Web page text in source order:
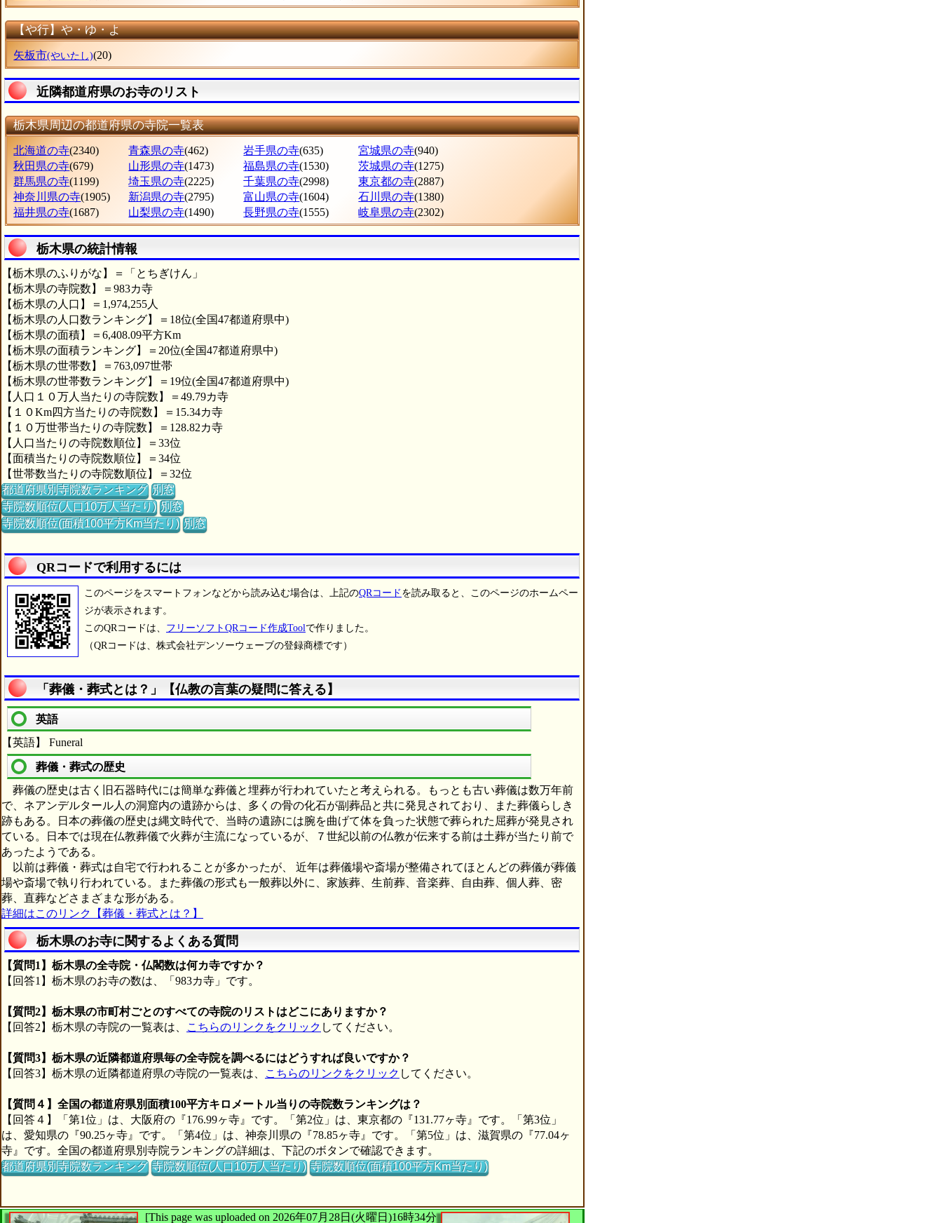
【や行】や・ゆ・よ
矢板市(やいたし)(20)
近隣都道府県のお寺のリスト
栃木県周辺の都道府県の寺院一覧表
北海道の寺(2340) 青森県の寺(462) 岩手県の寺(635) 宮城県の寺(940)
秋田県の寺(679) 山形県の寺(1473) 福島県の寺(1530) 茨城県の寺(1275)
群馬県の寺(1199) 埼玉県の寺(2225) 千葉県の寺(2998) 東京都の寺(2887)
神奈川県の寺(1905) 新潟県の寺(2795) 富山県の寺(1604) 石川県の寺(1380)
福井県の寺(1687) 山梨県の寺(1490) 長野県の寺(1555) 岐阜県の寺(2302)
栃木県の統計情報
【栃木県のふりがな】＝「とちぎけん」
【栃木県の寺院数】＝983カ寺
【栃木県の人口】＝1,974,255人
【栃木県の人口数ランキング】＝18位(全国47都道府県中)
【栃木県の面積】＝6,408.09平方Km
【栃木県の面積ランキング】＝20位(全国47都道府県中)
【栃木県の世帯数】＝763,097世帯
【栃木県の世帯数ランキング】＝19位(全国47都道府県中)
【人口１０万人当たりの寺院数】＝49.79カ寺
【１０Km四方当たりの寺院数】＝15.34カ寺
【１０万世帯当たりの寺院数】＝128.82カ寺
【人口当たりの寺院数順位】＝33位
【面積当たりの寺院数順位】＝34位
【世帯数当たりの寺院数順位】＝32位
都道府県別寺院数ランキング 別窓
寺院数順位(人口10万人当たり) 別窓
寺院数順位(面積100平方Km当たり) 別窓
QRコードで利用するには
このページをスマートフォンなどから読み込む場合は、上記のQRコード を読み取ると、このページのホームペー
ジが表示されます。
このQRコードは、 フリーソフトQRコード作成Toolで作りました。
（QRコードは、株式会社デンソーウェーブの登録商標です）
「葬儀・葬式とは？」【仏教の言葉の疑問に答える】
英語
【英語】 Funeral
葬儀・葬式の歴史
葬儀の歴史は古く旧石器時代には簡単な葬儀と埋葬が行われていたと考えられる。もっとも古い葬儀は数万年前
で、ネアンデルタール人の洞窟内の遺跡からは、多くの骨の化石が副葬品と共に発見されており、また葬儀らしき
跡もある。日本の葬儀の歴史は縄文時代で、当時の遺跡には腕を曲げて体を負った状態で葬られた屈葬が発見され
ている。日本では現在仏教葬儀で火葬が主流になっているが、７世紀以前の仏教が伝来する前は土葬が当たり前で
あったようである。
以前は葬儀・葬式は自宅で行われることが多かったが、 近年は葬儀場や斎場が整備されてほとんどの葬儀が葬儀
場や斎場で執り行われている。また葬儀の形式も一般葬以外に、家族葬、生前葬、音楽葬、自由葬、個人葬、密
葬、直葬などさまざまな形がある。
詳細はこのリンク【葬儀・葬式とは？】
栃木県のお寺に関するよくある質問
【質問1】栃木県の全寺院・仏閣数は何カ寺ですか？
【回答1】栃木県のお寺の数は、「983カ寺」です。
【質問2】栃木県の市町村ごとのすべての寺院のリストはどこにありますか？
【回答2】栃木県の寺院の一覧表は、
こちらのリンクをクリック してください。
【質問3】栃木県の近隣都道府県毎の全寺院を調べるにはどうすれば良いですか？
【回答3】栃木県の近隣都道府県の寺院の一覧表は、
こちらのリンクをクリック してください。
【質問４】全国の都道府県別面積100平方キロメートル当りの寺院数ランキングは？
【回答４】「第1位」は、大阪府の『176.99ヶ寺』です。「第2位」は、東京都の『131.77ヶ寺』です。「第3位」
は、愛知県の『90.25ヶ寺』です。「第4位」は、神奈川県の『78.85ヶ寺』です。「第5位」は、滋賀県の『77.04ヶ
寺』です。全国の都道府県別寺院ランキングの詳細は、下記のボタンで確認できます。
都道府県別寺院数ランキング 寺院数順位(人口10万人当たり) 寺院数順位(面積100平方Km当たり)
[This page was uploaded on 2026年07月28日(火曜日)16時34分